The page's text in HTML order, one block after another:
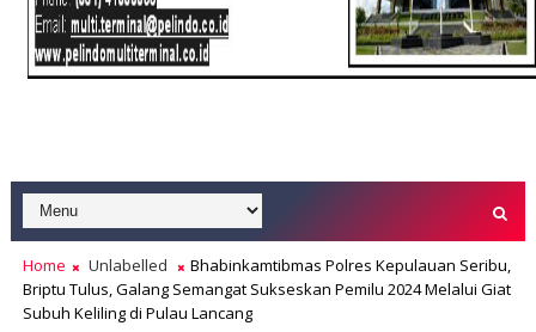
Home Unlabelled
Bhabinkamtibmas Polres Kepulauan Seribu,
Briptu Tulus, Galang Semangat Sukseskan Pemilu 2024 Melalui Giat
Subuh Keliling di Pulau Lancang